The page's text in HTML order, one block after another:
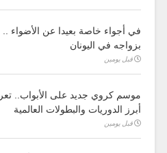
في أجواء خاصة بعيدا عن الأضواء ..
بزواجه في اليونان
قبل يومين
موسم كروي جديد على الأبواب..
أبرز الدوريات والبطولات العالمية
قبل يومين